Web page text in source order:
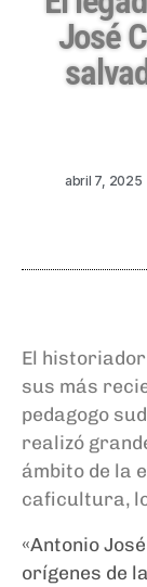
José
abril 7, 2025
El
sus más
pedagogo
realizó
ámbito de la
caficultura,
«Antonio
orígenes de